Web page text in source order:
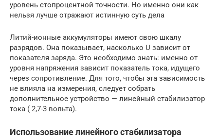
уровень стопроцентной точности. Но именно они как
нельзя лучше отражают истинную суть дела
Литий-ионные аккумуляторы имеют свою шкалу
разрядов. Она показывает, насколько U зависит от
показателя заряда. Это необходимо знать: именно от
уровня напряжения зависит показатель тока, идущего
через сопротивление. Для того, чтобы эта зависимость
не влияла на измерения, следует собрать
дополнительное устройство — линейный стабилизатор
тока ( 2,7-3 вольта).
Использование линейного стабилизатора